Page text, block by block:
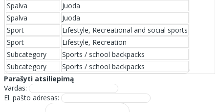
Spalva
Juoda
Spalva
Juoda
Sport
Lifestyle, Recreational and social sports
Sport
Lifestyle, Recreation
Subcategory
Sports / school backpacks
Subcategory
Sports / school backpacks
Parašyti atsiliepimą
Vardas:
El. pašto adresas: